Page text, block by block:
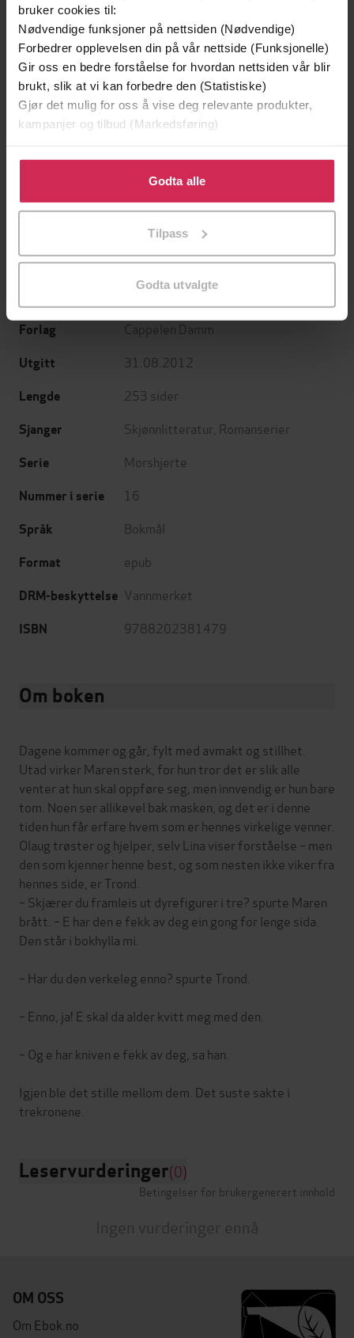
bruker cookies til:
Nødvendige funksjoner på nettsiden (Nødvendige)
Forbedrer opplevelsen din på vår nettside (Funksjonelle)
Gir oss en bedre forståelse for hvordan nettsiden vår blir
brukt, slik at vi kan forbedre den (Statistiske)
Gjør det mulig for oss å vise deg relevante produkter,
kampanjer og tilbud (Markedsføring)
Klikk på «Godta alle» for å gi oss ditt samtykke til å
bruke cookies for alle disse formålene. Du kan også
tilpasse ditt samtykke til spesifikke formål ved å klikke
Godta alle
Tilpass
Godta utvalgte
EBOK EBOK
Anne-Lise Boge(forfatter)
Forlag Cappelen Damm
Utgitt 31.08.2012
Lengde 253 sider
Sjanger Skjønnlitteratur Romanserier
Serie Morshjerte
Nummer i serie 16
Språk Bokmål
Format epub
DRM-beskyttelse Vannmerket
ISBN 9788202381479
Om boken
Dagene kommer og går, fylt med avmakt og stillhet.
Utad virker Maren sterk, for hun tror det er slik alle
venter at hun skal oppføre seg, men innvendig er hun bare
tom. Noen ser allikevel bak masken, og det er i denne
tiden hun får erfare hvem som er hennes virkelige venner.
Olaug trøster og hjelper, selv Lina viser forståelse – men
den som kjenner henne best, og som nesten ikke viker fra
hennes side, er Trond.
– Skjærer du framleis ut dyrefigurer i tre? spurte Maren
brått. – E har den e fekk av deg ein gong for lenge sida.
Den står i bokhylla mi.
– Har du den verkeleg enno? spurte Trond.
– Enno, ja! E skal da alder kvitt meg med den.
– Og e har kniven e fekk av deg, sa han.
Igjen ble det stille mellom dem. Det suste sakte i
Leservurderinger(0)
Betingelser for brukergenerert innhold
Ingen vurderinger ennå
OM OSS
Om Ebok.no